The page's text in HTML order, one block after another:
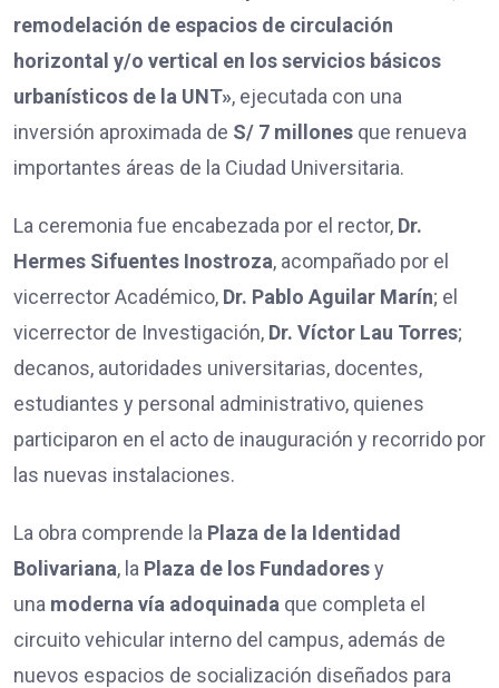
remodelación de espacios de circulación
horizontal y/o vertical en los servicios básicos
urbanísticos de la UNT», ejecutada con una
inversión aproximada de S/ 7 millones que renueva
importantes áreas de la Ciudad Universitaria.
La ceremonia fue encabezada por el rector, Dr.
Hermes Sifuentes Inostroza, acompañado por el
vicerrector Académico, Dr. Pablo Aguilar Marín; el
vicerrector de Investigación, Dr. Víctor Lau Torres;
decanos, autoridades universitarias, docentes,
estudiantes y personal administrativo, quienes
participaron en el acto de inauguración y recorrido por
las nuevas instalaciones.
La obra comprende la Plaza de la Identidad
Bolivariana, la Plaza de los Fundadoresy
una moderna vía adoquinada que completa el
circuito vehicular interno del campus, además de
nuevos espacios de socialización diseñados para